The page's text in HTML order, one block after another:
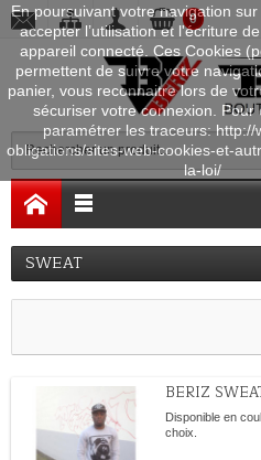
0
SWEAT
BERIZ
Disponible en
choix.
En poursuivant votre navigation
accepter l’utilisation et l'écriture
appareil connecté. Ces Cookies
permettent de suivre votre
panier, vous reconnaitre lors de
sécuriser votre connexion. Pour
paramétrer les traceurs: http://
obligations/sites-web-cookies-et-
la-loi/